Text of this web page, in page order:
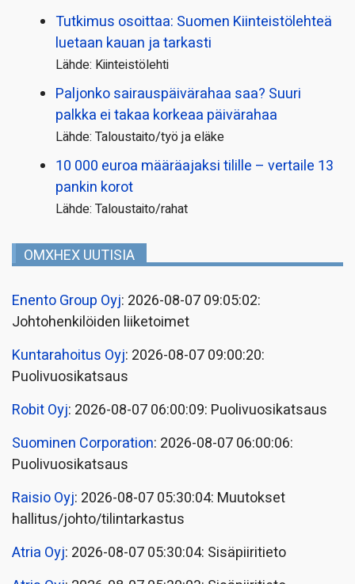
Tutkimus osoittaa: Suomen Kiinteistölehteä
luetaan kauan ja tarkasti
Lähde: Kiinteistölehti
Paljonko sairauspäivä­rahaa saa? Suuri
palkka ei takaa korkeaa päivärahaa
Lähde: Taloustaito/työ ja eläke
10 000 euroa määräajaksi tilille – vertaile 13
pankin korot
Lähde: Taloustaito/rahat
OMXHEX UUTISIA
Enento Group Oyj: 2026-08-07 09:05:02:
Johtohenkilöiden liiketoimet
Kuntarahoitus Oyj: 2026-08-07 09:00:20:
Puolivuosikatsaus
Robit Oyj: 2026-08-07 06:00:09: Puolivuosikatsaus
Suominen Corporation: 2026-08-07 06:00:06:
Puolivuosikatsaus
Raisio Oyj: 2026-08-07 05:30:04: Muutokset
hallitus/johto/tilintarkastus
Atria Oyj: 2026-08-07 05:30:04: Sisäpiiritieto